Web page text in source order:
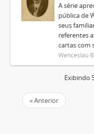
A série
pública de
seus
referentes
cartas com
Wenceslau
Exibindo
« Anterior